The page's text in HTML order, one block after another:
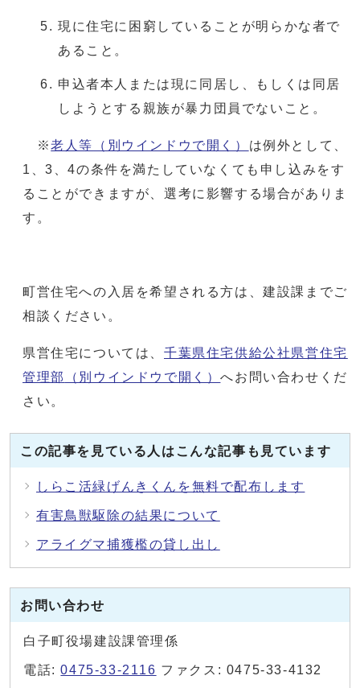
現に住宅に困窮していることが明らかな者で
あること。
申込者本人または現に同居し、もしくは同居
しようとする親族が暴力団員でないこと。
※老人等 （別ウインドウで開く） は例外として、
1、3、4の条件を満たしていなくても申し込みをす
ることができますが、選考に影響する場合がありま
す。
町営住宅への入居を希望される方は、建設課までご
相談ください。
県営住宅については、 千葉県住宅供給公社県営住宅
管理部
（別ウインドウで開く）へお問い合わせくだ
さい。
この記事を見ている人はこんな記事も見ています
しらこ活緑げんきくんを無料で配布します
有害鳥獣駆除の結果について
アライグマ捕獲檻の貸し出し
お問い合わせ
白子町役場建設課管理係
電話:0475-33-2116 ファクス: 0475-33-4132